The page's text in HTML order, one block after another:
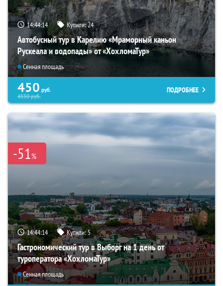
14:44:12 Купили:24
Автобусный тур в Карелию «Мраморный каньон
Рускеала и водопады» от «ХохломаТур»
Сенная площадь
450 руб.
4550руб.
ПОДРОБНЕЕ
-51%
14:44:12 Купили:5
Гастрономический тур в Выборг на 1 день от
туроператора «ХохломаТур»
Сенная площадь